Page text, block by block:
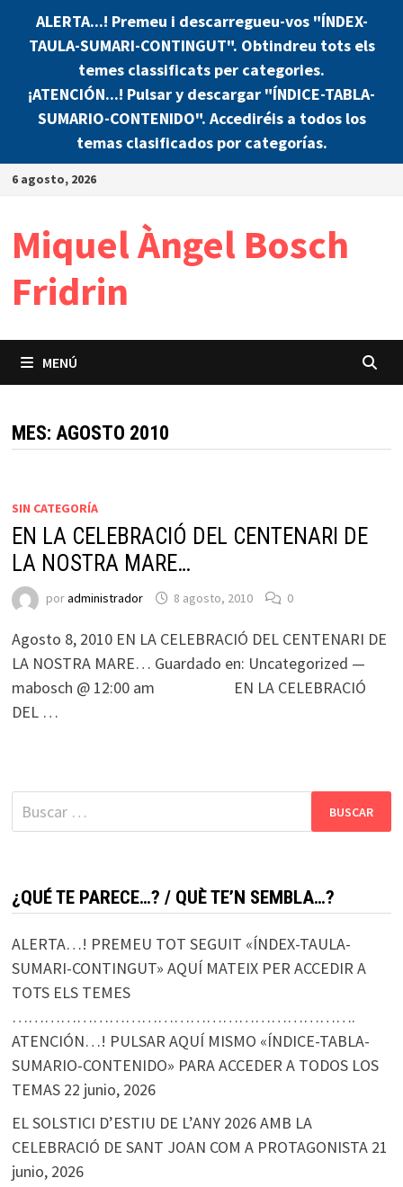
ALERTA...! Premeu i descarregueu-vos "ÍNDEX-
TAULA-SUMARI-CONTINGUT". Obtindreu tots els
temes classificats per categories.
¡ATENCIÓN...! Pulsar y descargar "ÍNDICE-TABLA-
SUMARIO-CONTENIDO". Accediréis a todos los
temas clasificados por categorías.
Saltar
6 agosto, 2026
Miquel Àngel Bosch
Fridrin
MENÚ
MES: AGOSTO 2010
SIN CATEGORÍA
EN LA CELEBRACIÓ DEL CENTENARI DE
LA NOSTRA MARE…
poradministrador 8 agosto, 2010 0
Agosto 8, 2010 EN LA CELEBRACIÓ DEL CENTENARI DE
LA NOSTRA MARE… Guardado en: Uncategorized —
mabosch @ 12:00 am EN LA CELEBRACIÓ
DEL …
Buscar:
¿QUÉ TE PARECE…? / QUÈ TE’N SEMBLA…?
ALERTA…! PREMEU TOT SEGUIT «ÍNDEX-TAULA-
SUMARI-CONTINGUT» AQUÍ MATEIX PER ACCEDIR A
TOTS ELS TEMES
……………………………………………………….
ATENCIÓN…! PULSAR AQUÍ MISMO «ÍNDICE-TABLA-
SUMARIO-CONTENIDO» PARA ACCEDER A TODOS LOS
TEMAS 22 junio, 2026
EL SOLSTICI D’ESTIU DE L’ANY 2026 AMB LA
CELEBRACIÓ DE SANT JOAN COM A PROTAGONISTA 21
junio, 2026